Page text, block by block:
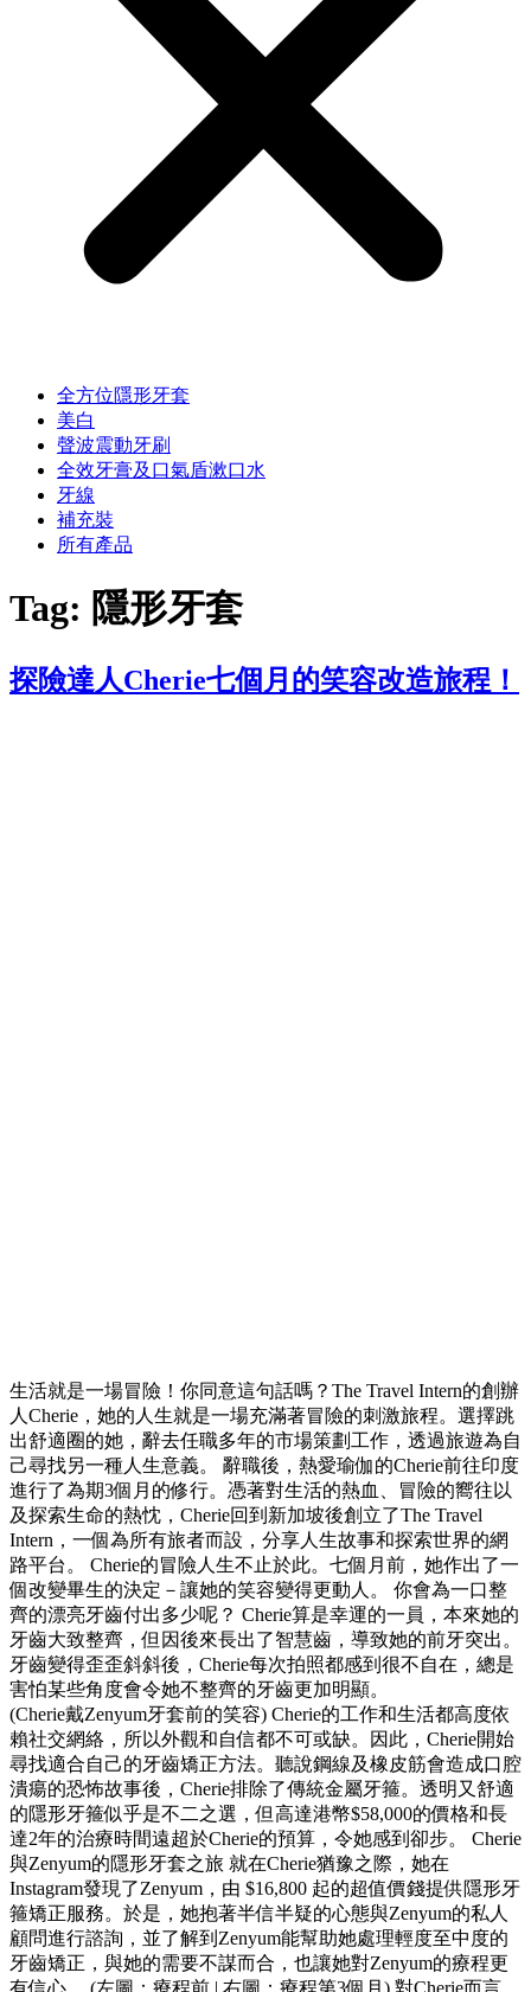
全方位隱形牙套
美白
聲波震動牙刷
全效牙膏及口氣盾漱口水
牙線
補充裝
所有產品
Tag: 隱形牙套
探險達人Cherie七個月的笑容改造旅程！
生活就是一場冒險！你同意這句話嗎？The Travel Intern的創辦
人Cherie，她的人生就是一場充滿著冒險的刺激旅程。選擇跳
出舒適圈的她，辭去任職多年的市場策劃工作，透過旅遊為自
己尋找另一種人生意義。 辭職後，熱愛瑜伽的Cherie前往印度
進行了為期3個月的修行。憑著對生活的熱血、冒險的嚮往以
及探索生命的熱忱，Cherie回到新加坡後創立了The Travel
Intern，一個為所有旅者而設，分享人生故事和探索世界的網
路平台。 Cherie的冒險人生不止於此。七個月前，她作出了一
個改變畢生的決定－讓她的笑容變得更動人。 你會為一口整
齊的漂亮牙齒付出多少呢？ Cherie算是幸運的一員，本來她的
牙齒大致整齊，但因後來長出了智慧齒，導致她的前牙突出。
牙齒變得歪歪斜斜後，Cherie每次拍照都感到很不自在，總是
害怕某些角度會令她不整齊的牙齒更加明顯。
(Cherie戴Zenyum牙套前的笑容) Cherie的工作和生活都高度依
賴社交網絡，所以外觀和自信都不可或缺。因此，Cherie開始
尋找適合自己的牙齒矯正方法。聽說鋼線及橡皮筋會造成口腔
潰瘍的恐怖故事後，Cherie排除了傳統金屬牙箍。透明又舒適
的隱形牙箍似乎是不二之選，但高達港幣$58,000的價格和長
達2年的治療時間遠超於Cherie的預算，令她感到卻步。 Cherie
與Zenyum的隱形牙套之旅 就在Cherie猶豫之際，她在
Instagram發現了Zenyum，由 $16,800 起的超值價錢提供隱形牙
箍矯正服務。於是，她抱著半信半疑的心態與Zenyum的私人
顧問進行諮詢，並了解到Zenyum能幫助她處理輕度至中度的
牙齒矯正，與她的需要不謀而合，也讓她對Zenyum的療程更
有信心。 (左圖：療程前 | 右圖：療程第3個月) 對Cherie而言，